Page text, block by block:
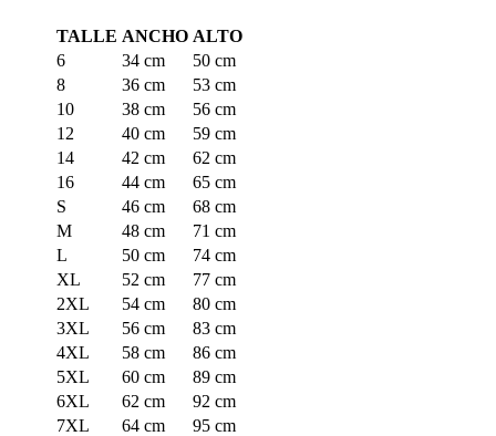
TALLE ANCHO ALTO
6
34 cm
50 cm
8
36 cm
53 cm
10
38 cm
56 cm
12
40 cm
59 cm
14
42 cm
62 cm
16
44 cm
65 cm
S
46 cm
68 cm
M
48 cm
71 cm
L
50 cm
74 cm
XL
52 cm
77 cm
2XL
54 cm
80 cm
3XL
56 cm
83 cm
4XL
58 cm
86 cm
5XL
60 cm
89 cm
6XL
62 cm
92 cm
7XL
64 cm 95 cm